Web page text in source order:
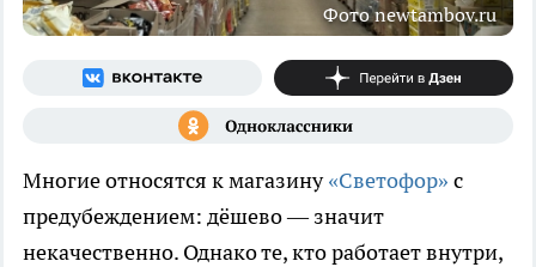
Фото newtambov.ru
Многие относятся к магазину«Светофор» с
предубеждением: дёшево — значит
некачественно. Однако те, кто работает внутри,